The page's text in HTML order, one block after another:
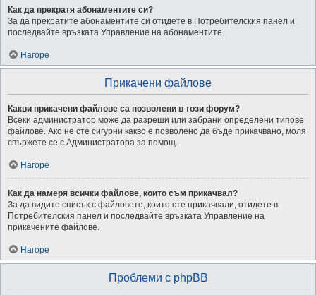
Как да прекратя абонаментите си?
За да прекратите абонаментите си отидете в Потребителския панел и
последвайте връзката Управление на абонаментите.
Нагоре
Прикачени файлове
Какви прикачени файлове са позволени в този форум?
Всеки администратор може да разреши или забрани определени типове
файлове. Ако не сте сигурни какво е позволено да бъде прикачвано, моля
свържете се с Администратора за помощ.
Нагоре
Как да намеря всички файлове, които съм прикачвал?
За да видите списък с файловете, които сте прикачвали, отидете в
Потребителския панел и последвайте връзката Управление на
прикачените файлове.
Нагоре
Проблеми с phpBB